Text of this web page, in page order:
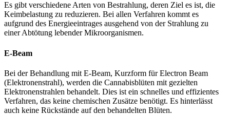
Es gibt verschiedene Arten von Bestrahlung, deren Ziel es ist, die
Keimbelastung zu reduzieren. Bei allen Verfahren kommt es
aufgrund des Energieeintrages ausgehend von der Strahlung zu
einer Abtötung lebender Mikroorganismen.
E-Beam
Bei der Behandlung mit E-Beam, Kurzform für Electron Beam
(Elektronenstrahl), werden die Cannabisblüten mit gezielten
Elektronenstrahlen behandelt. Dies ist ein schnelles und effizientes
Verfahren, das keine chemischen Zusätze benötigt. Es hinterlässt
auch keine Rückstände auf den behandelten Blüten.